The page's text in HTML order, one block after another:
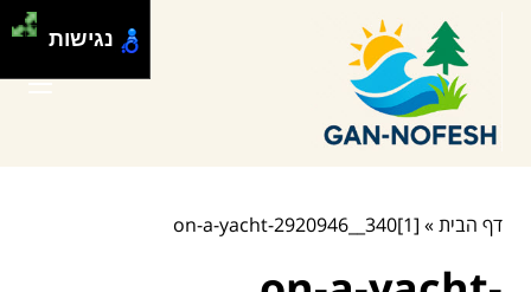
דף הבית»
on-a-yacht-2920946__340[1]
נגישות